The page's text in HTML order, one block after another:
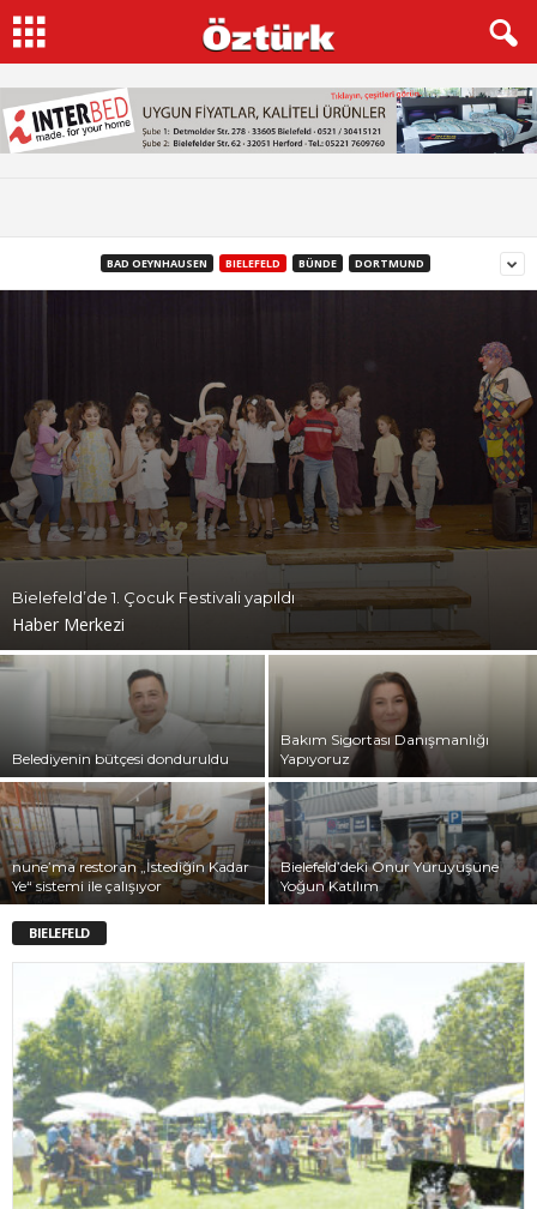
BAD OEYNHAUSEN BIELEFELD BÜNDE DORTMUND
Bielefeld’de 1. Çocuk Festivali yapıldı
Haber Merkezi
Belediyenin bütçesi donduruldu
Bakım Sigortası Danışmanlığı
Yapıyoruz
nune’ma restoran „İstediğin Kadar
Ye“ sistemi ile çalışıyor
Bielefeld’deki Onur Yürüyüşüne
Yoğun Katılım
BIELEFELD